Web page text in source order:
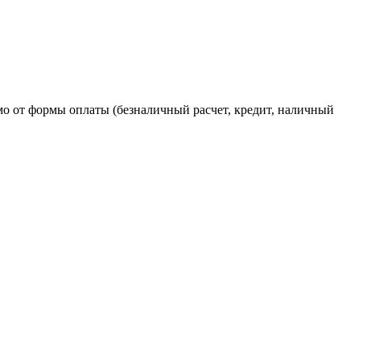
от формы оплаты (безналичный расчет, кредит, наличный